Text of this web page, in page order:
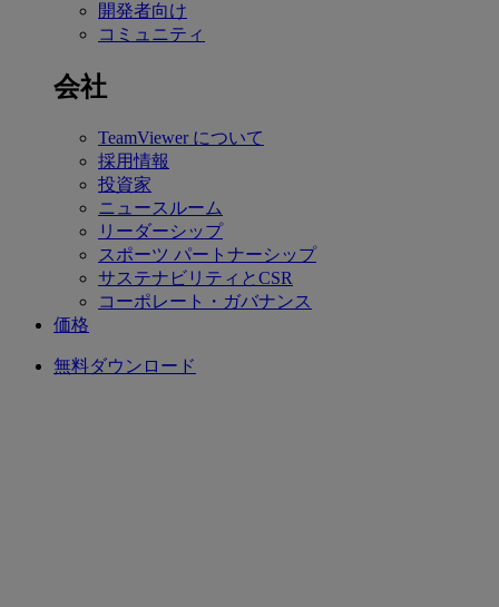
開発者向け
コミュニティ
会社
TeamViewer について
採用情報
投資家
ニュースルーム
リーダーシップ
スポーツ パートナーシップ
サステナビリティとCSR
コーポレート・ガバナンス
価格
無料ダウンロード